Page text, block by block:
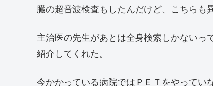
臓の超音波検査もしたんだけど、こちらも
主治医の先生があとは全身検索しかないっ
紹介してくれた。
今かかっている病院ではＰＥＴをやってい